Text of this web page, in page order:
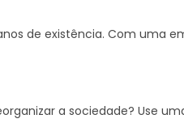
de existência. Com uma
a sociedade? Use